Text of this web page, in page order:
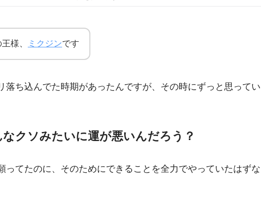
様、 ミクジンです
落ち込んでた時期があったんですが、その時にずっと思ってい
クソみたいに運が悪いんだろう？
ってたのに、そのためにできることを全力でやっていたはずな